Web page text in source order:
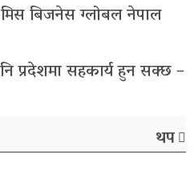
बिजनेस ग्लोबल नेपाल
प्रदेशमा सहकार्य हुन सक्छ –
थप